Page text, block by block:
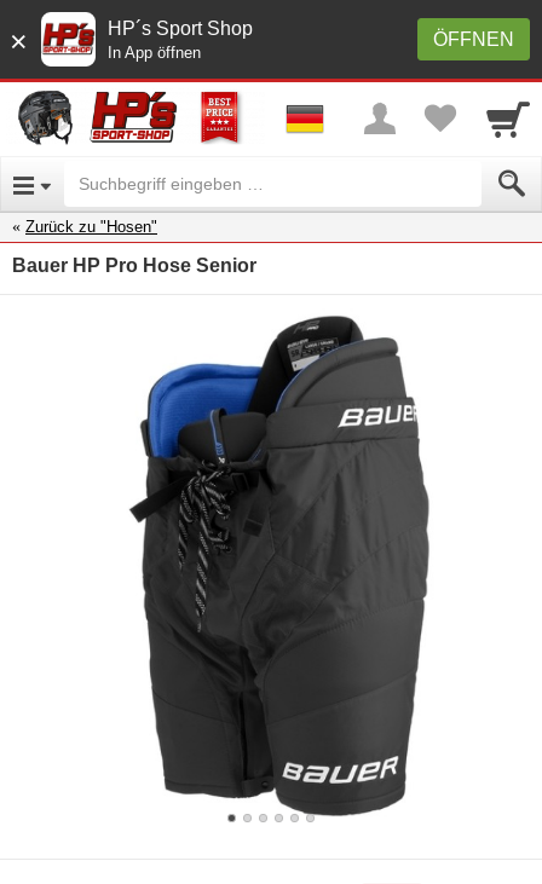
× ÖFFNEN
HP´s Sport Shop
In App öffnen
Zurück zu "Hosen"
Bauer HP Pro Hose Senior